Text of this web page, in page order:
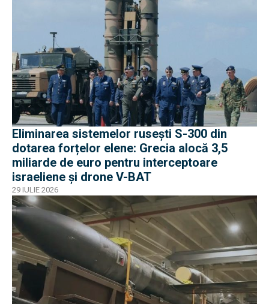
Eliminarea sistemelor rusești S-300 din
dotarea forțelor elene: Grecia alocă 3,5
miliarde de euro pentru interceptoare
israeliene și drone V-BAT
29 IULIE 2026